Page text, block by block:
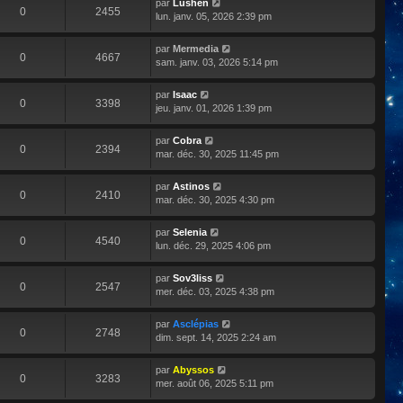
0 2455
par Lushen
lun. janv. 05, 2026 2:39 pm
0 4667
par Mermedia
sam. janv. 03, 2026 5:14 pm
0 3398
par Isaac
jeu. janv. 01, 2026 1:39 pm
0 2394
par Cobra
mar. déc. 30, 2025 11:45 pm
0 2410
par Astinos
mar. déc. 30, 2025 4:30 pm
0 4540
par Selenia
lun. déc. 29, 2025 4:06 pm
0 2547
par Sov3liss
mer. déc. 03, 2025 4:38 pm
0 2748
par Asclépias
dim. sept. 14, 2025 2:24 am
0 3283
par Abyssos
mer. août 06, 2025 5:11 pm